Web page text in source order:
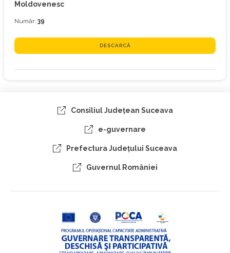
Moldovenesc
Număr: 39
DESCARCĂ
Consiliul Judeţean Suceava
e-guvernare
Prefectura Judeţului Suceava
Guvernul României